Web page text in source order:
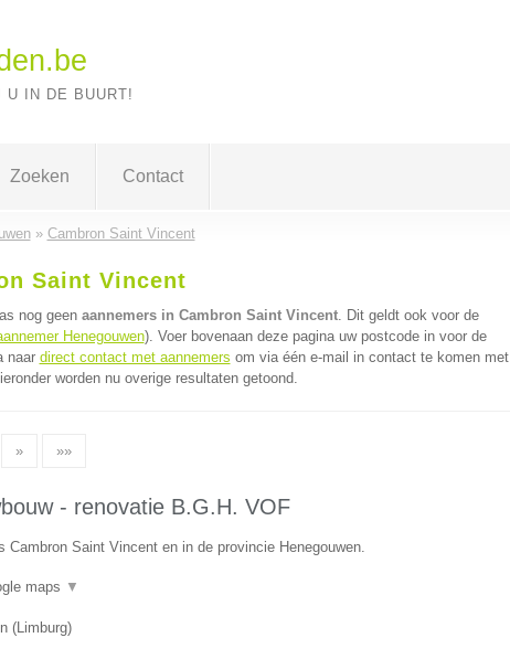
U IN DE BUURT!
Zoeken Contact
» Cambron Saint Vincent
Saint Vincent
nog geen aannemers in Cambron Saint Vincent. Dit geldt ook voor de
Henegouwen). Voer bovenaan deze pagina uw postcode in voor de
naar direct contact met aannemers om via één e-mail in contact te komen met
worden nu overige resultaten getoond.
» »»
- renovatie B.G.H. VOF
Cambron Saint Vincent en in de provincie Henegouwen.
maps ▼
(Limburg)